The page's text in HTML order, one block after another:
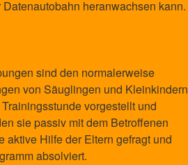
heranwachsen kann.
sind den normalerweise
von Säuglingen und Kleinkindern
vorgestellt und
sie passiv mit dem Betroffenen
aktive Hilfe der Eltern gefragt und
absolviert.